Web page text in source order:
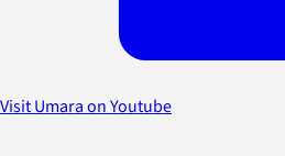
Visit Umara on Youtube